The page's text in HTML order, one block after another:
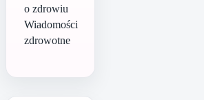
o zdrowiu
Wiadomości
zdrowotne